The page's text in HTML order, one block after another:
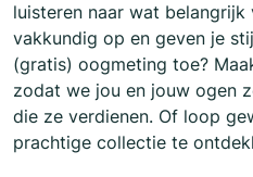
luisteren naar wat
vakkundig op en geven je
(gratis) oogmeting toe?
zodat we jou en jouw ogen
die ze verdienen. Of loop
prachtige collectie te